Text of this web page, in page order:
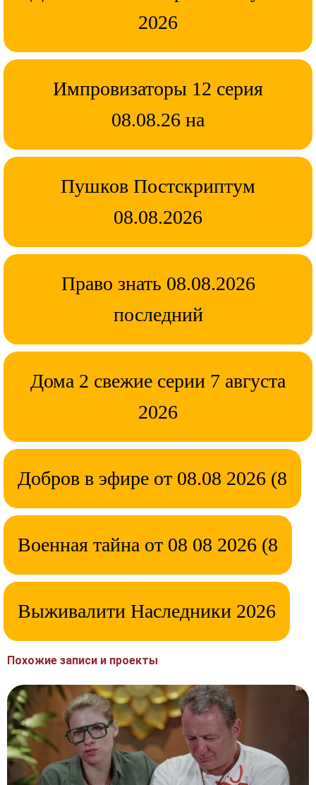
2026
Импровизаторы 12 серия
08.08.26 на
Пушков Постскриптум
08.08.2026
Право знать 08.08.2026
последний
Дома 2 свежие серии 7 августа
2026
Добров в эфире от 08.08 2026 (8
Военная тайна от 08 08 2026 (8
Выживалити Наследники 2026
Похожие записи и проекты